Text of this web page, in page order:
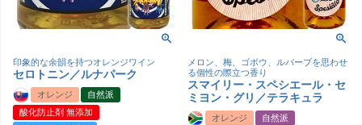
印象的な余韻を持つオレンジワイン
セロトニン／ルナパーク
オレンジ
自然派
酸化防止剤 無添加
メロン、梅、ゴボウ、ルバーブを思わせ
る個性の際立つ香り
スマイリー・スペシエール・セ
ミヨン・グリ／テラキュラ
オレンジ
自然派